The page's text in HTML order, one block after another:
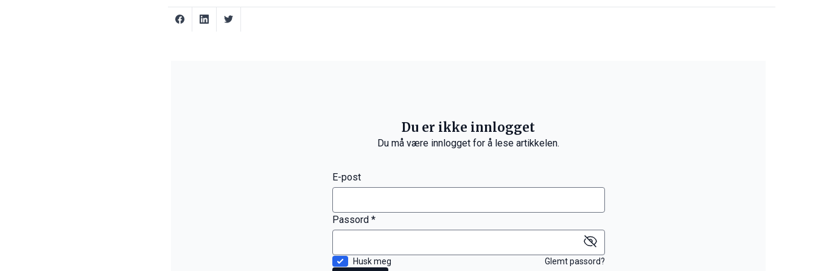
Du er ikke innlogget
Du må være innlogget for å lese artikkelen.
E-post
Passord *
Husk meg
Glemt passord?